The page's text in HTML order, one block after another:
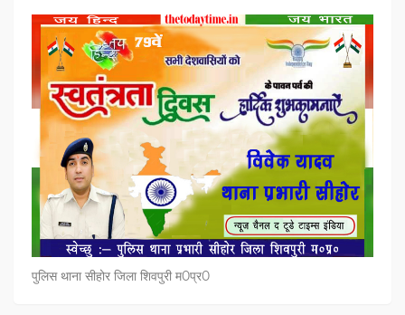
पुलिस थाना सीहोर जिला शिवपुरी म0प्र0